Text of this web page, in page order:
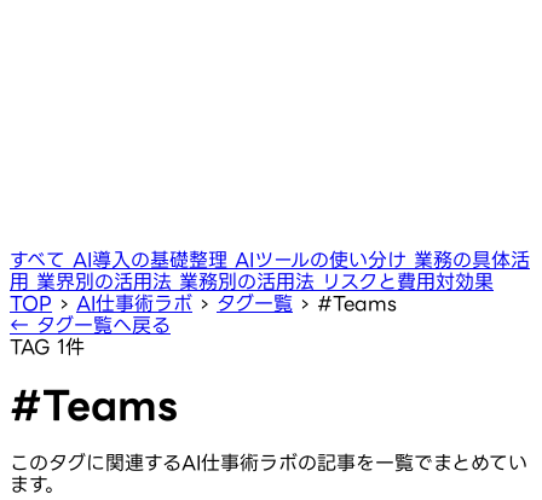
すべて AI導入の基礎整理 AIツールの使い分け 業務の具体活
用 業界別の活用法 業務別の活用法 リスクと費用対効果
TOP › AI仕事術ラボ › タグ一覧 › #Teams
← タグ一覧へ戻る
TAG 1件
#Teams
このタグに関連するAI仕事術ラボの記事を一覧でまとめてい
ます。